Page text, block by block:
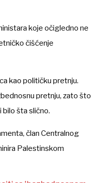
koje očigledno ne
čišćenje
kao političku pretnju.
pretnju, zato što
bilo šta slično.
član Centralnog
Palestinskom